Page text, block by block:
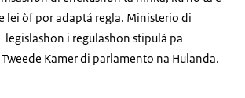
lei òf por adaptá regla. Ministerio di
legislashon i regulashon stipulá pa
Tweede Kamerdi parlamento na Hulanda.